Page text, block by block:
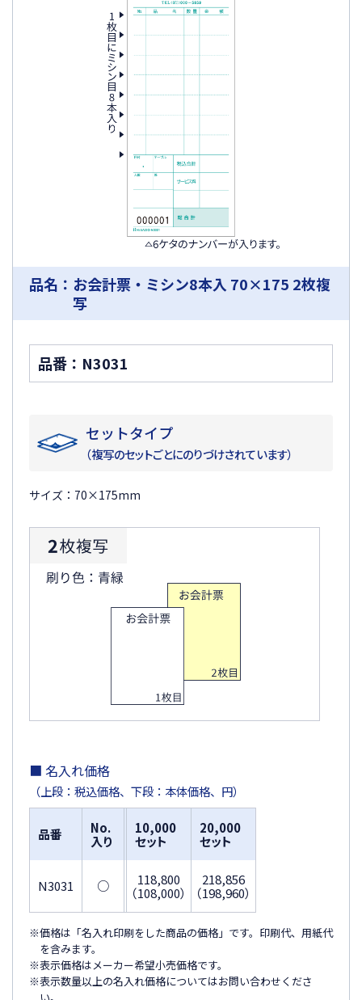
品名：お会計票・ミシン8本入 70×175 2枚複
写
品番：N3031
セットタイプ
（複写のセットごとにのりづけされています）
サイズ：70×175mm
■ 名入れ価格
（上段：税込価格、下段：本体価格、円）
品番
No.
入り
10,000
セット
20,000
セット
N3031 ○
118,800
（108,000）
218,856
（198,960）
※価格は「名入れ印刷をした商品の価格」です。印刷代、用紙代
を含みます。
※表示価格はメーカー希望小売価格です。
※表示数量以上の名入れ価格についてはお問い合わせくださ